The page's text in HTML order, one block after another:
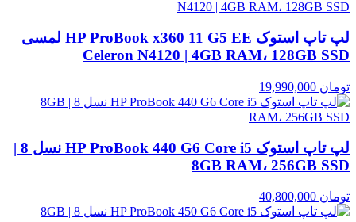
لپ تاپ استوک HP ProBook x360 11 G5 EE لمسی
Celeron N4120 | 4GB RAM، 128GB SSD
تومان
لپ تاپ استوک HP ProBook 440 G6 Core i5 نسل 8 |
8GB RAM، 256GB SSD
تومان